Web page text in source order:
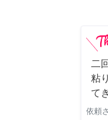
二
粘
て
依頼